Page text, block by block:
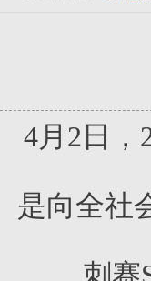
4月2日，
是向全社